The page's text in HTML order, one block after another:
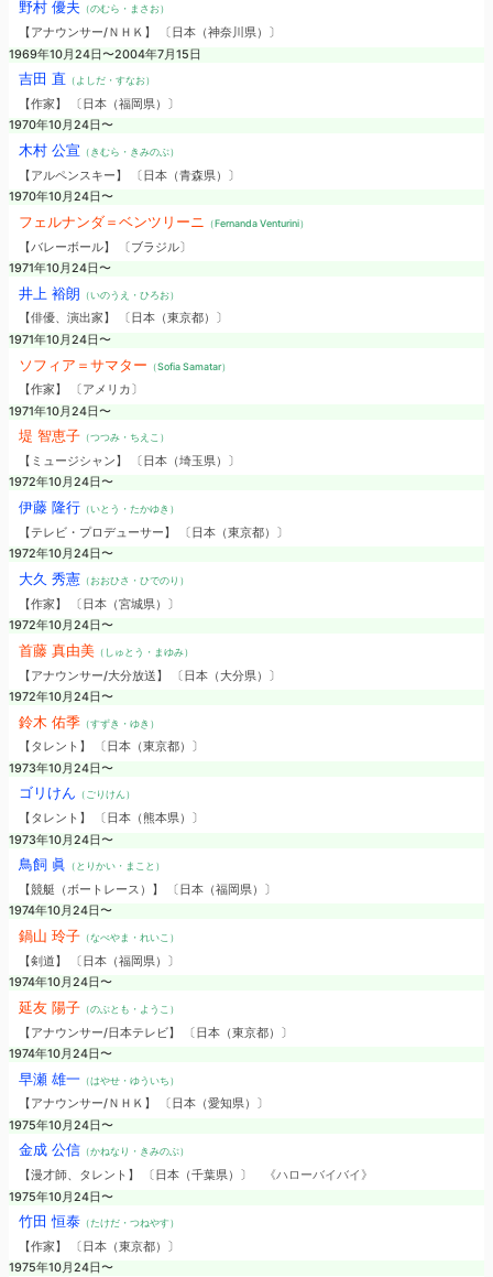
野村 優夫 （のむら・まさお）
【アナウンサー/ＮＨＫ】 〔日本（神奈川県）〕
1969年10月24日〜2004年7月15日
吉田 直 （よしだ・すなお）
【作家】 〔日本（福岡県）〕
1970年10月24日〜
木村 公宣 （きむら・きみのぶ）
【アルペンスキー】 〔日本（青森県）〕
1970年10月24日〜
フェルナンダ＝ベンツリーニ （Fernanda Venturini）
【バレーボール】 〔ブラジル〕
1971年10月24日〜
井上 裕朗 （いのうえ・ひろお）
【俳優、演出家】 〔日本（東京都）〕
1971年10月24日〜
ソフィア＝サマター （Sofia Samatar）
【作家】 〔アメリカ〕
1971年10月24日〜
堤 智恵子（つつみ・ちえこ）
【ミュージシャン】 〔日本（埼玉県）〕
1972年10月24日〜
伊藤 隆行（いとう・たかゆき）
【テレビ・プロデューサー】 〔日本（東京都）〕
1972年10月24日〜
大久 秀憲 （おおひさ・ひでのり）
【作家】 〔日本（宮城県）〕
1972年10月24日〜
首藤 真由美（しゅとう・まゆみ）
【アナウンサー/大分放送】 〔日本（大分県）〕
1972年10月24日〜
鈴木 佑季（すずき・ゆき）
【タレント】 〔日本（東京都）〕
1973年10月24日〜
ゴリけん （ごりけん）
【タレント】 〔日本（熊本県）〕
1973年10月24日〜
鳥飼 眞 （とりかい・まこと）
【競艇（ボートレース）】 〔日本（福岡県）〕
1974年10月24日〜
鍋山 玲子（なべやま・れいこ）
【剣道】 〔日本（福岡県）〕
1974年10月24日〜
延友 陽子（のぶとも・ようこ）
【アナウンサー/日本テレビ】 〔日本（東京都）〕
1974年10月24日〜
早瀬 雄一（はやせ・ゆういち）
【アナウンサー/ＮＨＫ】 〔日本（愛知県）〕
1975年10月24日〜
金成 公信 （かねなり・きみのぶ）
【漫才師、タレント】 〔日本（千葉県）〕
《ハローバイバイ》
1975年10月24日〜
竹田 恒泰（たけだ・つねやす）
【作家】 〔日本（東京都）〕
1975年10月24日〜